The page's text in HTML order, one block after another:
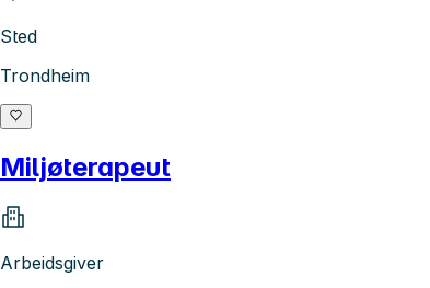
Sted
Trondheim
Miljøterapeut
Arbeidsgiver